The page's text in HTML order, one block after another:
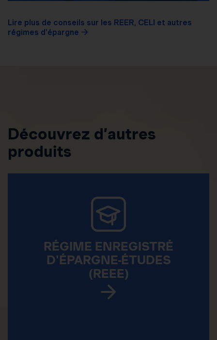
Lire plus de conseils sur les REER, CELI et autres
régimes d'épargne
Découvrez d’autres
produits
RÉGIME ENREGISTRÉ
D'ÉPARGNE-ÉTUDES
(REEE)